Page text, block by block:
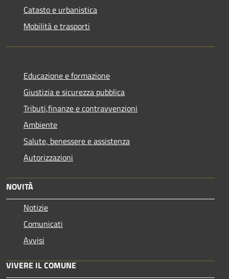
Catasto e urbanistica
Mobilità e trasporti
Educazione e formazione
Giustizia e sicurezza pubblica
Tributi,finanze e contravvenzioni
Ambiente
Salute, benessere e assistenza
Autorizzazioni
NOVITÀ
Notizie
Comunicati
Avvisi
VIVERE IL COMUNE